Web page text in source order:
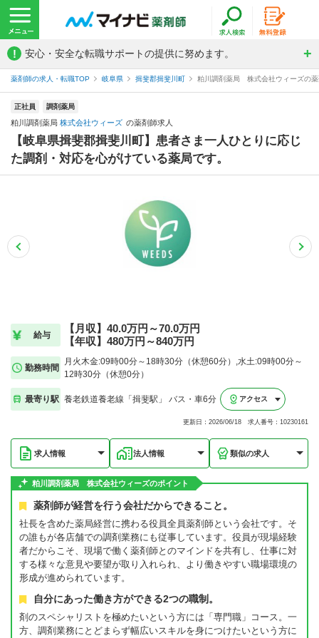
! 安心・安全な転職サポートの提供に努めます。
薬剤師の求人・転職TOP 岐阜県 揖斐郡揖斐川町 粕川調剤薬局 株式会社ウィーズの薬
正社員 調剤薬局
粕川調剤薬局 株式会社ウィーズ の薬剤師求人
【岐阜県揖斐郡揖斐川町】患者さま一人ひとりに応じ
た調剤・対応を心がけている薬局です。
給与
【月収】40.0万円～70.0万円
【年収】480万円～840万円
勤務時間
月火木金:09時00分～18時30分（休憩60分）,水土:09時00分～
12時30分（休憩0分）
最寄り駅 養老鉄道養老線「揖斐駅」 バス・車6分 アクセス
更新日：2026/06/18 求人番号：10230161
求人情報 法人情報 類似の求人
粕川調剤薬局 株式会社ウィーズのポイント
薬剤師が経営を行う会社だからできること。
社長を含めた薬局経営に携わる役員全員薬剤師という会社です。そ
の誰もが各店舗での調剤業務にも従事しています。役員が現場経験
者だからこそ、現場で働く薬剤師とのマインドを共有し、仕事に対
する様々な意見や要望が取り入れられ、より働きやすい職場環境の
形成が進められています。
自分にあった働き方ができる2つの職制。
剤のスペシャリストを極めたいという方には「専門職」コース。一
方、調剤業務にとどまらず幅広いスキルを身につけたいという方に